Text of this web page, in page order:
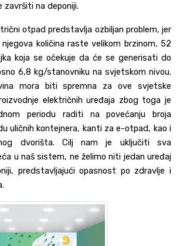
na deponiji.
otpad predstavlja ozbiljan problem, jer
količina raste velikom brzinom, 52
koja se očekuje da će se generisati do
6,8 kg/stanovniku na svjetskom nivou.
mora biti spremna za ove svjetske
električnih uređaja zbog toga je
periodu raditi na povećanju broja
uličnih kontejnera, kanti za e-otpad, kao i
dvorišta. Cilj nam je uključiti sva
u naš sistem, ne želimo niti jedan uređaj
predstavljajući opasnost po zdravlje i